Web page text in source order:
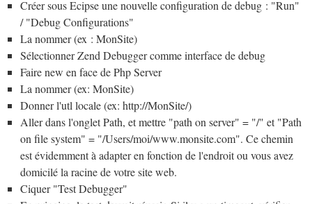
Créer sous Ecipse une nouvelle configuration de debug : "Run"
/ "Debug Configurations"
La nommer (ex : MonSite)
Sélectionner Zend Debugger comme interface de debug
Faire new en face de Php Server
La nommer (ex: MonSite)
Donner l'utl locale (ex: http://MonSite/)
Aller dans l'onglet Path, et mettre "path on server" = "/" et "Path
on file system" = "/Users/moi/www.monsite.com". Ce chemin
est évidemment à adapter en fonction de l'endroit ou vous avez
domicilé la racine de votre site web.
Ciquer "Test Debugger"